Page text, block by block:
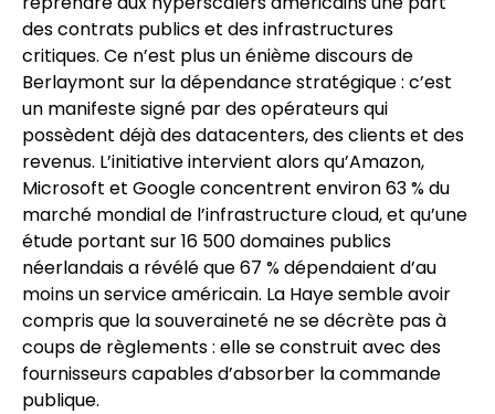
des contrats publics et des infrastructures
critiques. Ce n’est plus un énième discours de
Berlaymont sur la dépendance stratégique : c’est
un manifeste signé par des opérateurs qui
possèdent déjà des datacenters, des clients et des
revenus. L’initiative intervient alors qu’Amazon,
Microsoft et Google concentrent environ 63 % du
marché mondial de l’infrastructure cloud, et qu’une
étude portant sur 16 500 domaines publics
néerlandais a révélé que 67 % dépendaient d’au
moins un service américain. La Haye semble avoir
compris que la souveraineté ne se décrète pas à
coups de règlements : elle se construit avec des
fournisseurs capables d’absorber la commande
publique.